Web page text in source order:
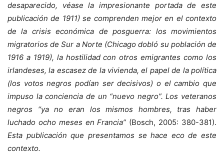
desaparecido, véase la impresionante portada de este
publicación de 1911) se comprenden mejor en el contexto
de la crisis económica de posguerra: los movimientos
migratorios de Sur a Norte (Chicago dobló su población de
1916 a 1919), la hostilidad con otros emigrantes como los
irlandeses, la escasez de la vivienda, el papel de la política
(los votos negros podían ser decisivos) o el cambio que
impuso la conciencia de un “nuevo negro”. Los veteranos
negros “ya no eran los mismos hombres, tras haber
luchado ocho meses en Francia” (Bosch, 2005: 380-381).
Esta publicación que presentamos se hace eco de este
contexto.